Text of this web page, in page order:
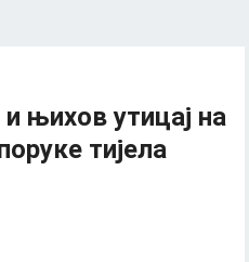
њихов утицај на
тијела